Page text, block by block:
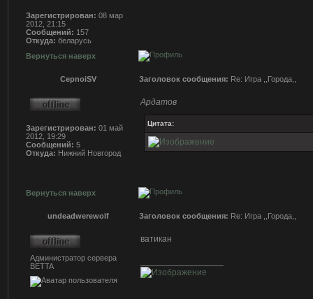
Зарегистрирован: 08 мар
2012, 21:15
Сообщений: 157
Откуда: беларусь
Вернуться наверх
CepnoiSV Заголовок сообщения: Re: Игра ,,Города,,
Зарегистрирован: 01 май
2012, 19:29
Сообщений: 5
Откуда: Нижний Новгород
Ардатов
Цитата:
Вернуться наверх
undeadwerewolf Заголовок сообщения: Re: Игра ,,Города,,
Администратор сервера
BETTA
ватикан